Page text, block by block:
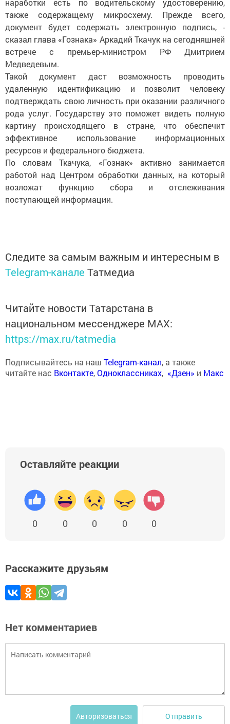
наработки есть по водительскому удостоверению,
также содержащему микросхему. Прежде всего,
документ будет содержать электронную подпись, -
сказал глава «Гознака» Аркадий Ткачук на сегодняшней
встрече с премьер-министром РФ Дмитрием
Медведевым.
Такой документ даст возможность проводить
удаленную идентификацию и позволит человеку
подтверждать свою личность при оказании различного
рода услуг. Государству это поможет видеть полную
картину происходящего в стране, что обеспечит
эффективное использование информационных
ресурсов и федерального бюджета.
По словам Ткачука, «Гознак» активно занимается
работой над Центром обработки данных, на который
возложат функцию сбора и отслеживания
поступающей информации.
Следите за самым важным и интересным в
Telegram-канале Татмедиа
Читайте новости Татарстана в
национальном мессенджере MАХ:
https://max.ru/tatmedia
Подписывайтесь на наш Telegram-канал, а также
читайте нас Вконтакте,Одноклассниках, «Дзен» и Макс
Оставляйте реакции
0 0 0 0 0
Расскажите друзьям
Нет комментариев
Авторизоваться Отправить